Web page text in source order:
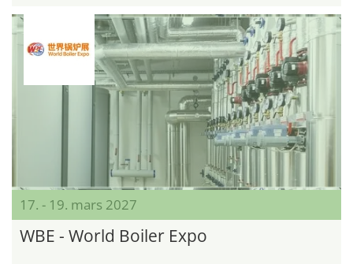
17. - 19. mars 2027
WBE - World Boiler Expo